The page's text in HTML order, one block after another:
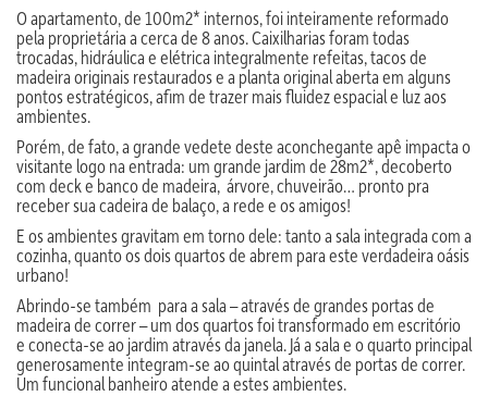
O apartamento, de 100m2* internos, foi inteiramente reformado
pela proprietária a cerca de 8 anos. Caixilharias foram todas
trocadas, hidráulica e elétrica integralmente refeitas, tacos de
madeira originais restaurados e a planta original aberta em alguns
pontos estratégicos, afim de trazer mais fluidez espacial e luz aos
ambientes.
Porém, de fato, a grande vedete deste aconchegante apê impacta o
visitante logo na entrada: um grande jardim de 28m2*, decoberto
com deck e banco de madeira, árvore, chuveirão… pronto pra
receber sua cadeira de balaço, a rede e os amigos!
E os ambientes gravitam em torno dele: tanto a sala integrada com a
cozinha, quanto os dois quartos de abrem para este verdadeira oásis
urbano!
Abrindo-se também para a sala – através de grandes portas de
madeira de correr – um dos quartos foi transformado em escritório
e conecta-se ao jardim através da janela. Já a sala e o quarto principal
generosamente integram-se ao quintal através de portas de correr.
Um funcional banheiro atende a estes ambientes.